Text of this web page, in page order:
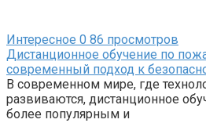
Интересное 0 86 просмотров
Дистанционное обучение по
современный подход к
В современном мире, где
развиваются, дистанционное
более популярным и